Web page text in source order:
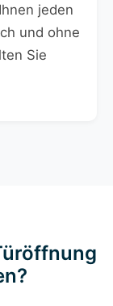
jeden
und ohne
Sie